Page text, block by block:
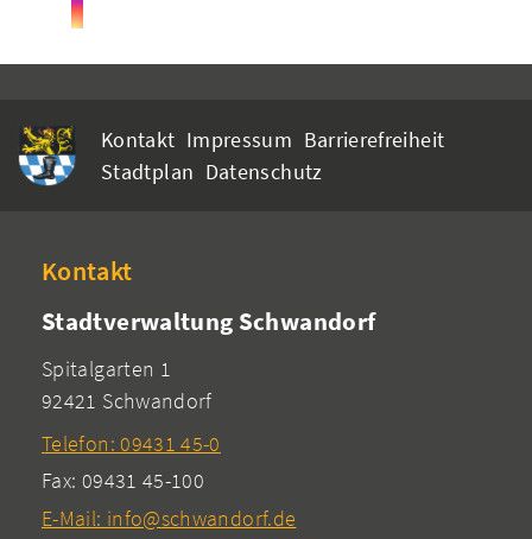
Kontakt Impressum Barrierefreiheit
Stadtplan Datenschutz
Kontakt
Stadtverwaltung Schwandorf
Spitalgarten 1
92421 Schwandorf
Telefon: 09431 45-0
Fax: 09431 45-100
E-Mail: info@schwandorf.de